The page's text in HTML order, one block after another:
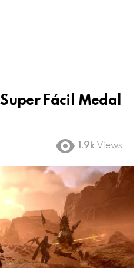
Super Fácil Medal
1.9k Views